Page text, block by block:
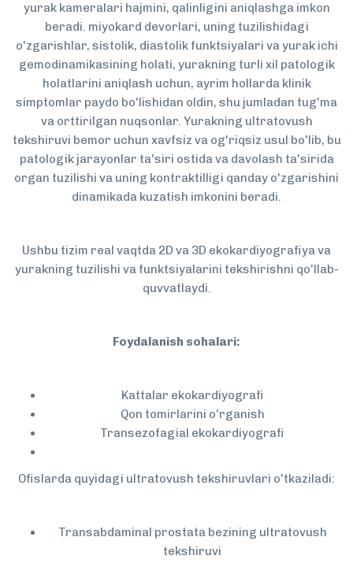
yurak kameralari hajmini, qalinligini aniqlashga imkon
beradi. miyokard devorlari, uning tuzilishidagi
o'zgarishlar, sistolik, diastolik funktsiyalari va yurak ichi
gemodinamikasining holati, yurakning turli xil patologik
holatlarini aniqlash uchun, ayrim hollarda klinik
simptomlar paydo bo'lishidan oldin, shu jumladan tug'ma
va orttirilgan nuqsonlar. Yurakning ultratovush
tekshiruvi bemor uchun xavfsiz va og'riqsiz usul bo'lib, bu
patologik jarayonlar ta'siri ostida va davolash ta'sirida
organ tuzilishi va uning kontraktilligi qanday o'zgarishini
dinamikada kuzatish imkonini beradi.
Ushbu tizim real vaqtda 2D va 3D ekokardiyografiya va
yurakning tuzilishi va funktsiyalarini tekshirishni qo'llab-
quvvatlaydi.
Foydalanish sohalari:
Kattalar ekokardiyografi
Qon tomirlarini o'rganish
Transezofagial ekokardiyografi
Ofislarda quyidagi ultratovush tekshiruvlari o'tkaziladi:
Transabdaminal prostata bezining ultratovush
tekshiruvi